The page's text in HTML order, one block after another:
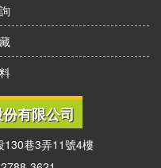
有限公司
巷3弄11號4樓